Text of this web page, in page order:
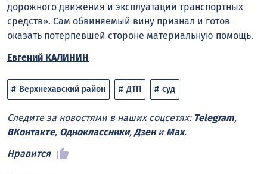
дорожного движения и эксплуатации транспортных
средств». Сам обвиняемый вину признал и готов
оказать потерпевшей стороне материальную помощь.
Евгений КАЛИНИН
Верхнехавский район ДТП суд
Следите за новостями в наших соцсетях: Telegram,
ВКонтакте, Одноклассники, Дзени Max.
Нравится